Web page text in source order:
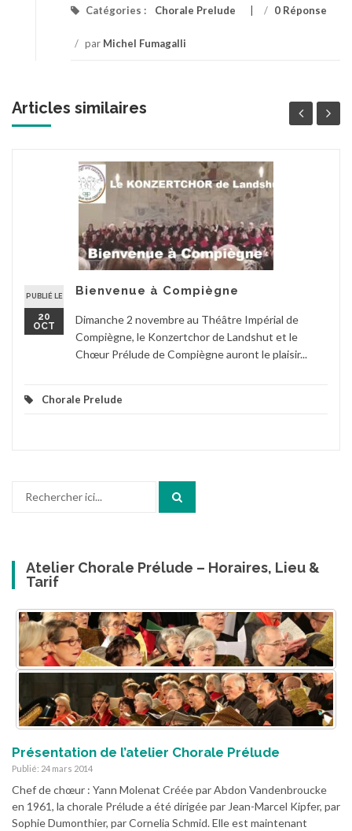
Catégories : Chorale Prelude / 0 Réponse
/ par Michel Fumagalli
Articles similaires
PUBLIÉ LE
20
OCT
Bienvenue à Compiègne
Dimanche 2 novembre au Théâtre Impérial de
Compiègne, le Konzertchor de Landshut et le
Chœur Prélude de Compiègne auront le plaisir...
Chorale Prelude
Atelier Chorale Prélude – Horaires, Lieu &
Tarif
Présentation de l’atelier Chorale Prélude
Publié: 24 mars 2014
Chef de chœur : Yann Molenat Créée par Abdon Vandenbroucke
en 1961, la chorale Prélude a été dirigée par Jean-Marcel Kipfer, par
Sophie Dumonthier, par Cornelia Schmid. Elle est maintenant